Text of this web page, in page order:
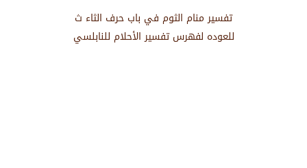
تفسير منام الثوم في باب حرف الثاء ث
للعوده لفهرس تفسير الأحلام للنابلسي